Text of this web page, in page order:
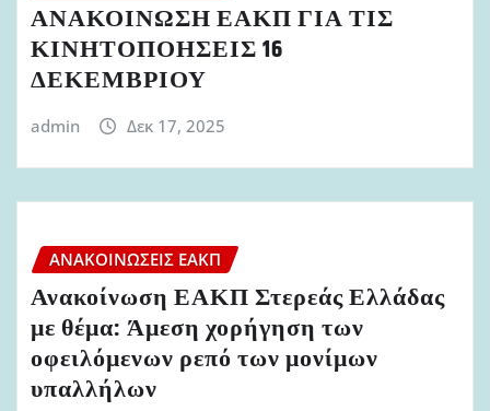
ΑΝΑΚΟΙΝΩΣΗ ΕΑΚΠ ΓΙΑ ΤΙΣ
ΚΙΝΗΤΟΠΟΗΣΕΙΣ 16
ΔΕΚΕΜΒΡΙΟΥ
admin Δεκ 17, 2025
ΑΝΑΚΟΙΝΏΣΕΙΣ ΕΑΚΠ
Ανακοίνωση ΕΑΚΠ Στερεάς Ελλάδας
με θέμα: Άμεση χορήγηση των
οφειλόμενων ρεπό των μονίμων
υπαλλήλων